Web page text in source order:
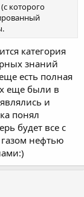
которого
категория
знаний
есть полная
еще были в
и
понял
будет все с
нефтью